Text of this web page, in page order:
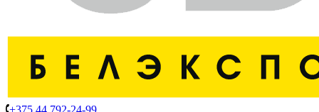
+375 44 792-24-99